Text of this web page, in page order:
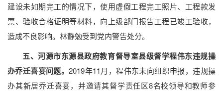
建设未如期完工的情况下，使用虚假工程完工照片、工程款发
票、验收合格证明等材料，向上级部门报告工程已竣工验收，
造成不良影响。林静勉受到党内警告处分。
五、河源市东源县政府教育督导室县级督学程伟东违规操
办乔迁喜宴问题。2019年11月，程伟东未向组织申报，违规操
办其新居乔迁喜宴，并邀请其督学责任区8名校领导和教师参